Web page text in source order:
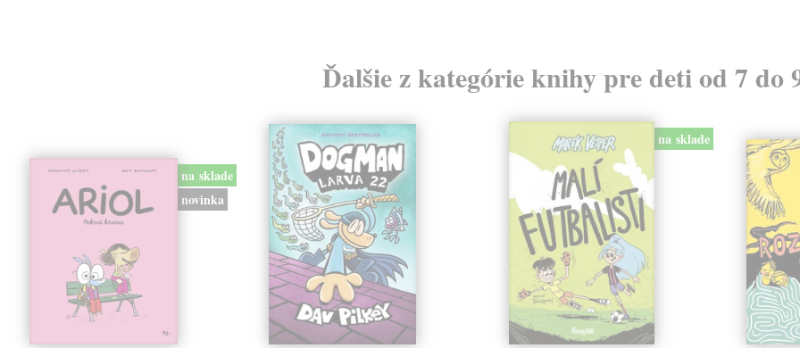
Ďalšie z kategórie knihy pre deti od 7 do
na sklade
novinka
na sklade